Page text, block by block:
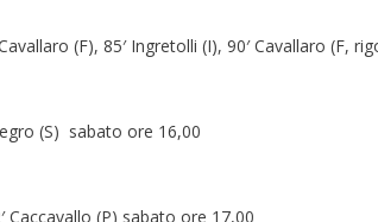
(F), 85′ Ingretolli (I), 90′ Cavallaro (F,
(S) sabato ore 16,00
Caccavallo (P) sabato ore 17,00